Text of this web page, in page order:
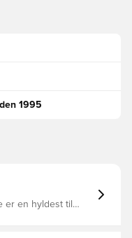
1995
er en hyldest til